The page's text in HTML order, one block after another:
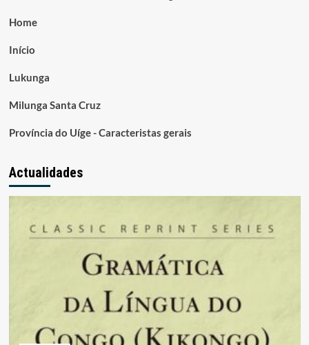
Home
Início
Lukunga
Milunga Santa Cruz
Província do Uíge - Caracteristas gerais
Actualidades